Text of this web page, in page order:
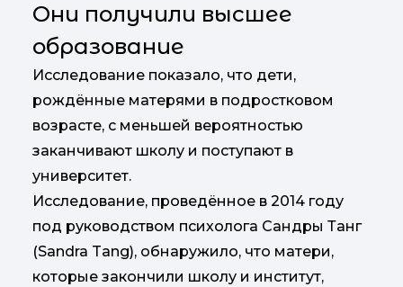
Они получили высшее
образование
Исследование показало, что дети,
рождённые матерями в подростковом
возрасте, с меньшей вероятностью
заканчивают школу и поступают в
университет.
Исследование, проведённое в 2014 году
под руководством психолога Сандры Танг
(Sandra Tang), обнаружило, что матери,
которые закончили школу и институт,